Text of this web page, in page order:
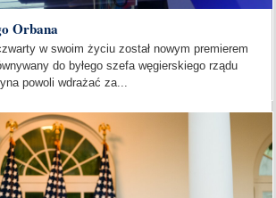
Orbana
w swoim życiu został nowym premierem
do byłego szefa węgierskiego rządu
powoli wdrażać za...